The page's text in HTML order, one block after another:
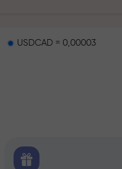
USDCAD = 0,00003